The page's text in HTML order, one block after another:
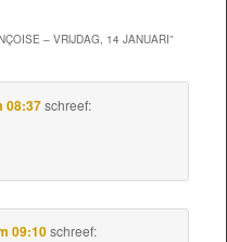
– VRIJDAG, 14 JANUARI”
08:37 schreef:
09:10 schreef: